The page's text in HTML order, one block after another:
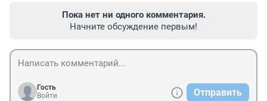
Пока нет ни одного комментария.
Начните обсуждение первым!
Гость
Войти
Отправить